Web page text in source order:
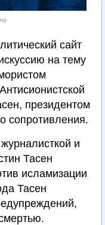
сайт
на тему
президентом
сопротивления.
и
Тасен
исламизации
Тасен